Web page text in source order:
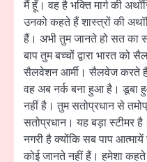
मैं हूँ। वह है भक्ति मार्ग की
उनको कहते हैं शास्त्रों की
हैं। अभी तुम जानते हो सत
बाप तुम बच्चों द्वारा भारत
सैलवेशन आर्मी। सैलवेज करते
वह अब नर्क बना हुआ है। डूबा
नहीं है। तुम सतोप्रधान से
सतोप्रधान। यह बड़ा स्टीमर
नगरी है क्योंकि सब पाप
कोई जानते नहीं हैं। हमेशा